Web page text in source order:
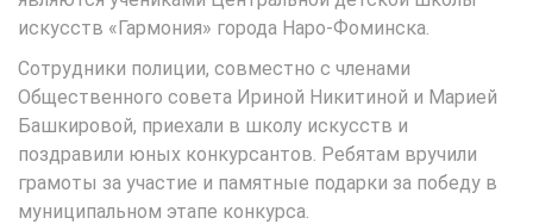
искусств «Гармония» города Наро-Фоминска.
Сотрудники полиции, совместно с членами
Общественного совета Ириной Никитиной и Марией
Башкировой, приехали в школу искусств и
поздравили юных конкурсантов. Ребятам вручили
грамоты за участие и памятные подарки за победу в
муниципальном этапе конкурса.